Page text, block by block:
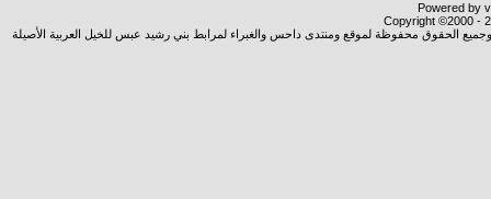
Powered by
Copyright ©2000 -
الحقوق محفوظة لموقع ومنتدى داحس والغبراء لمرابط بني رشيد عبس للخيل العربية الأصيلة